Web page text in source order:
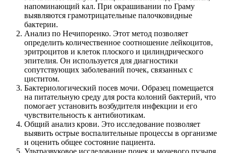
напоминающий кал. При окрашивании по Граму
выявляются грамотрицательные палочковидные
бактерии.
Анализ по Нечипоренко. Этот метод позволяет
определить количественное соотношение лейкоцитов,
эритроцитов и клеток плоского и цилиндрического
эпителия. Он используется для диагностики
сопутствующих заболеваний почек, связанных с
циститом.
Бактериологический посев мочи. Образец помещается
на питательную среду для роста колоний бактерий, что
помогает установить возбудителя инфекции и его
чувствительность к антибиотикам.
Общий анализ крови. Это исследование позволяет
выявить острые воспалительные процессы в организме
и оценить общее состояние пациента.